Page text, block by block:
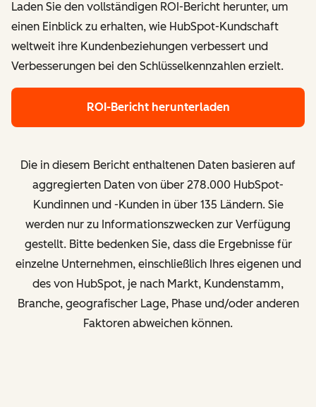
Laden Sie den vollständigen ROI-Bericht herunter, um
einen Einblick zu erhalten, wie HubSpot-Kundschaft
weltweit ihre Kundenbeziehungen verbessert und
Verbesserungen bei den Schlüsselkennzahlen erzielt.
ROI-Bericht herunterladen
Die in diesem Bericht enthaltenen Daten basieren auf
aggregierten Daten von über 278.000 HubSpot-
Kundinnen und -Kunden in über 135 Ländern.Sie
werden nur zu Informationszwecken zur Verfügung
gestellt. Bitte bedenken Sie, dass die Ergebnisse für
einzelne Unternehmen, einschließlich Ihres eigenen und
des von HubSpot, je nach Markt, Kundenstamm,
Branche, geografischer Lage, Phase und/oder anderen
Faktoren abweichen können.